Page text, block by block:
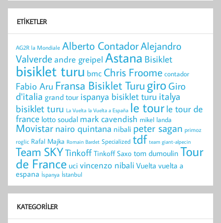
ETIKETLER
AG2R la Mondiale Alberto ContadorAlejandro
Valverdeandre greipel Astana Bisiklet
bisiklet turu bmc Chris Froome contador
Fabio Aru Fransa Bisiklet Turu giroGiro
d'italia grand tour ispanya bisiklet turu italya
bisiklet turu La Vuelta la Vuelta a España le tour le tour de
france lotto soudal mark cavendish mikel landa
Movistar nairo quintana nibali peter sagan primoz
roglic Rafal Majka Romain Bardet Specialized tdf team giant-alpecin
Team SKYTinkoff Tinkoff Saxo tom dumoulin Tour
de France uci vincenzo nibali Vuelta vuelta a
espana İspanya İstanbul
KATEGORILER